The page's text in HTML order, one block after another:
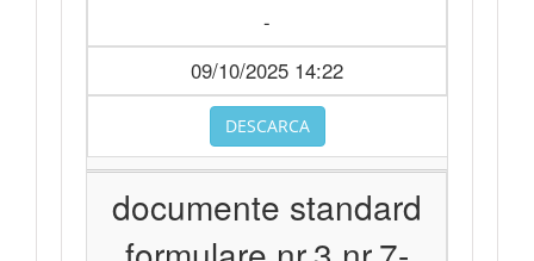
-
09/10/2025 14:22
DESCARCA
documente standard